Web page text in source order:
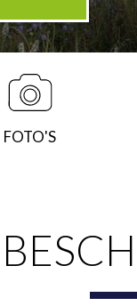
FOTO'S